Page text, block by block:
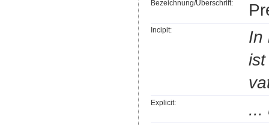
Bezeichnung/Überschrift:
Incipit:
In
Explicit: ...